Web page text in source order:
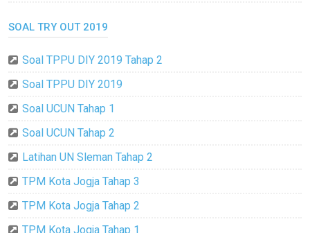
SOAL TRY OUT 2019
Soal TPPU DIY 2019 Tahap 2
Soal TPPU DIY 2019
Soal UCUN Tahap 1
Soal UCUN Tahap 2
Latihan UN Sleman Tahap 2
TPM Kota Jogja Tahap 3
TPM Kota Jogja Tahap 2
TPM Kota Jogja Tahap 1